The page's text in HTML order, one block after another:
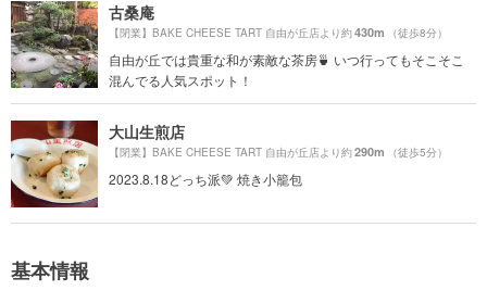
古桑庵
【閉業】BAKE CHEESE TART 自由が丘店より約430m （徒歩8分）
自由が丘では貴重な和が素敵な茶房🍵 いつ行ってもそこそこ
混んでる人気スポット！
大山生煎店
【閉業】BAKE CHEESE TART 自由が丘店より約290m （徒歩5分）
2023.8.18どっち派💚 焼き小籠包
基本情報